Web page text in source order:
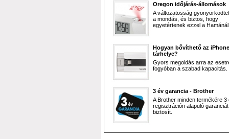
Oregon időjárás-állomások
A változatosság
a mondás, és biztos, hogy
egyetértenek ezzel a
Hogyan bővíthető az iPhone
tárhelye?
Gyors megoldás arra az
fogyóban a szabad kapacitás.
3 év garancia - Brother
A Brother minden termékére 3
regisztráción alapuló garanciát
biztosít.